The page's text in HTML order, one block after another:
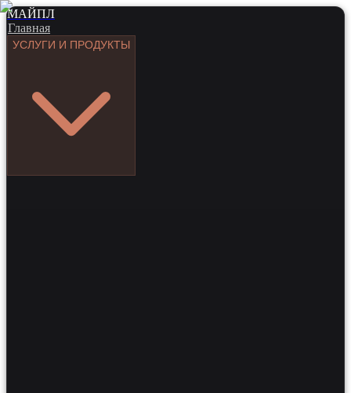
МАЙПЛ
Главная
УСЛУГИ И ПРОДУКТЫ